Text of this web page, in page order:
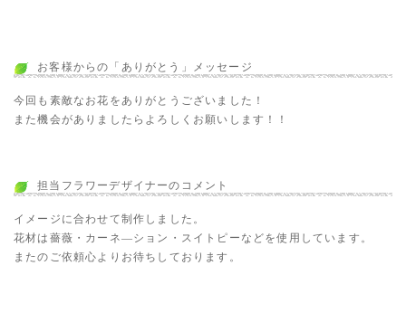
お客様からの「ありがとう」メッセージ
今回も素敵なお花をありがとうございました！
また機会がありましたらよろしくお願いします！！
担当フラワーデザイナーのコメント
イメージに合わせて制作しました。
花材は薔薇・カーネ―ション・スイトピーなどを使用しています。
またのご依頼心よりお待ちしております。